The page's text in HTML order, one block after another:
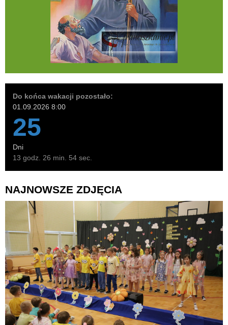
Do końca wakacji pozostało:
01.09.2026 8:00
25
Dni
13 godz. 26 min. 53 sec.
NAJNOWSZE ZDJĘCIA